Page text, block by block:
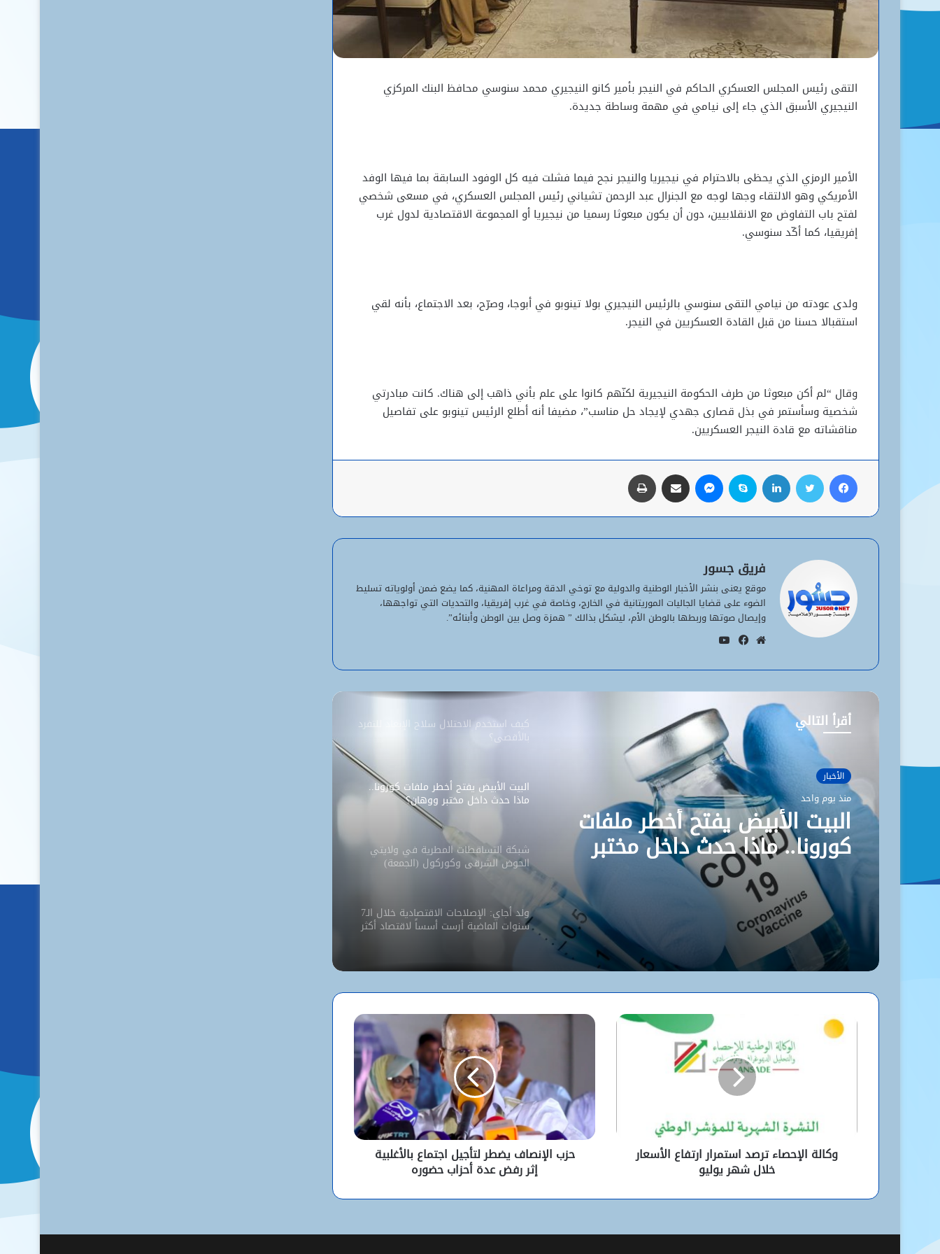
التقى رئيس المجلس العسكري الحاكم في النيجر بأمير كانو النيجيري محمد سنوسي محافظ البنك المركزي
النيجيري الأسبق الذي جاء إلى نيامي في مهمة وساطة جديدة.
الأمير الرمزي الذي يحظى بالاحترام في نيجيريا والنيجر نجح فيما فشلت فيه كل الوفود السابقة بما فيها الوفد
الأمريكي وهو الالتقاء وجها لوجه مع الجنرال عبد الرحمن تشياني رئيس المجلس العسكري، في مسعى شخصي
لفتح باب التفاوض مع الانقلابيين، دون أن يكون مبعوثا رسميا من نيجيريا أو المجموعة الاقتصادية لدول غرب
إفريقيا، كما أكّد سنوسي.
ولدى عودته من نيامي التقى سنوسي بالرئيس النيجيري بولا تينوبو في أبوجا، وصرّح، بعد الاجتماع، بأنه لقي
استقبالا حسنا من قبل القادة العسكريين في النيجر.
وقال “لم أكن مبعوثا من طرف الحكومة النيجيرية لكنّهم كانوا على علم بأني ذاهب إلى هناك. كانت مبادرتي
شخصية وسأستمر في بذل قصارى جهدي لإيجاد حل مناسب”، مضيفا أنه أطلع الرئيس تينوبو على تفاصيل
مناقشاته مع قادة النيجر العسكريين.
فيسبوك تويتر لينكدإن سكايب ماسنجر مشاركة عبر البريد
فريق جسور
موقع يعنى بنشر الأخبار الوطنية والدولية مع توخي الدقة ومراعاة المهنية، كما يضع ضمن أولوياته تسليط
الضوء على قضايا الجاليات الموريتانية في الخارج، وخاصة في غرب إفريقيا، والتحديات التي تواجهها،
وإيصال صوتها وربطها بالوطن الأم، ليشكل بذالك ” همزة وصل بين الوطن وأبنائه”.
الويب
أقرأ التالي
الأخبار
منذ يوم واحد
البيت الأبيض يفتح أخطر ملفات
كورونا.. ماذا حدث داخل مختبر
ووهان؟
السفارة الأمريكية تحيل طلبات التأشيرة
إلى داكار اعتباراً من أول أغسطس
أوروبا تقاطع كأس العالم ردا على خطة
التمييز الإيجابي: قراءة قانونية مقتضبة /
موسى أعمر
انسحابه من “قطب المعارضة” ويؤكد
تمسكه بالحوار الوطني
كيف استخدم الاحتلال سلاح الإبعاد للتفرد
بالأقصى؟
البيت الأبيض يفتح أخطر ملفات كورونا..
ماذا حدث داخل مختبر ووهان؟
شبكة التساقطات المطرية في ولايتي
الحوض الشرقي وكوركول (الجمعة)
ولد أجاي: الإصلاحات الاقتصادية خلال الـ7
سنوات الماضية أرست أسساً لاقتصاد أكثر
“بنكيلي” يتصدر خدمات الدفع الإلكتروني
بـ1.1 مليون معاملة يومياً
السفارة الأمريكية تحيل طلبات التأشيرة
إلى داكار اعتباراً من أول أغسطس
أزمة بين مدريد وروما.. إثر مطالبة بتعليق
عضوية إسبانيا في “شنغن”
أوروبا تقاطع كأس العالم ردا على خطة
إنفانتينو الاستثمارية
وكالة الإحصاء ترصد استمرار ارتفاع الأسعار
خلال شهر يوليو
حزب الإنصاف يضطر لتأجيل اجتماع بالأغلبية
إثر رفض عدة أحزاب حضوره